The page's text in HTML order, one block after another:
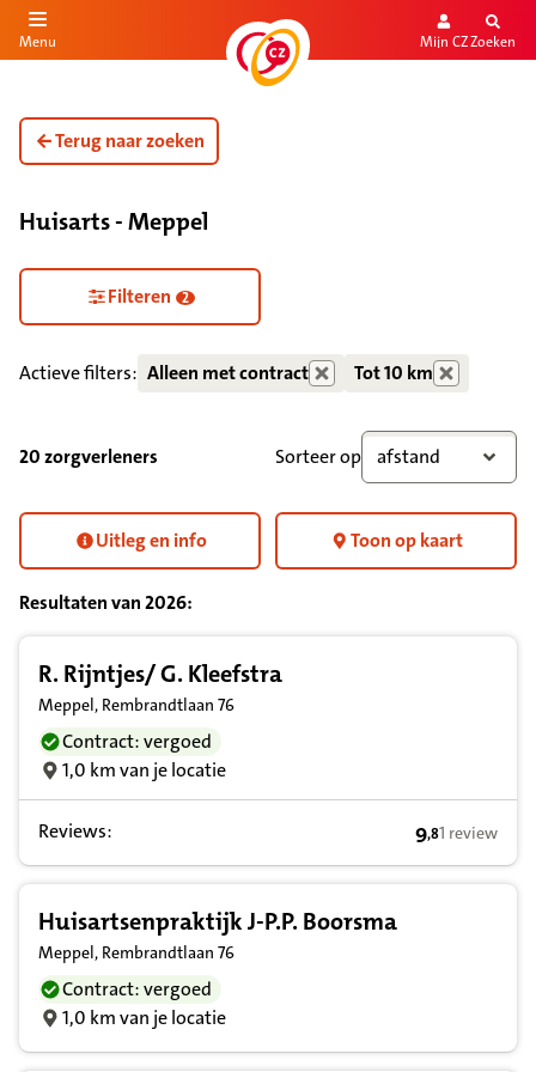
de inhoud
Menu Mijn CZZoeken
Terug naar zoeken
Huisarts - Meppel
Zorgdiensten verborgen
Filteren 2
Actieve filters: Alleen met contract Tot 10 km
20 zorgverleners Sorteer op afstand
Uitleg en info Toon op kaart
Resultaten van2026:
R. Rijntjes/ G. Kleefstra
Meppel, Rembrandtlaan 76
Contract: vergoed
1,0 km van je locatie
Reviews: 9,8 op basis
9,81 review
Huisartsenpraktijk J-P.P. Boorsma
Meppel, Rembrandtlaan 76
Contract: vergoed
1,0 km van je locatie